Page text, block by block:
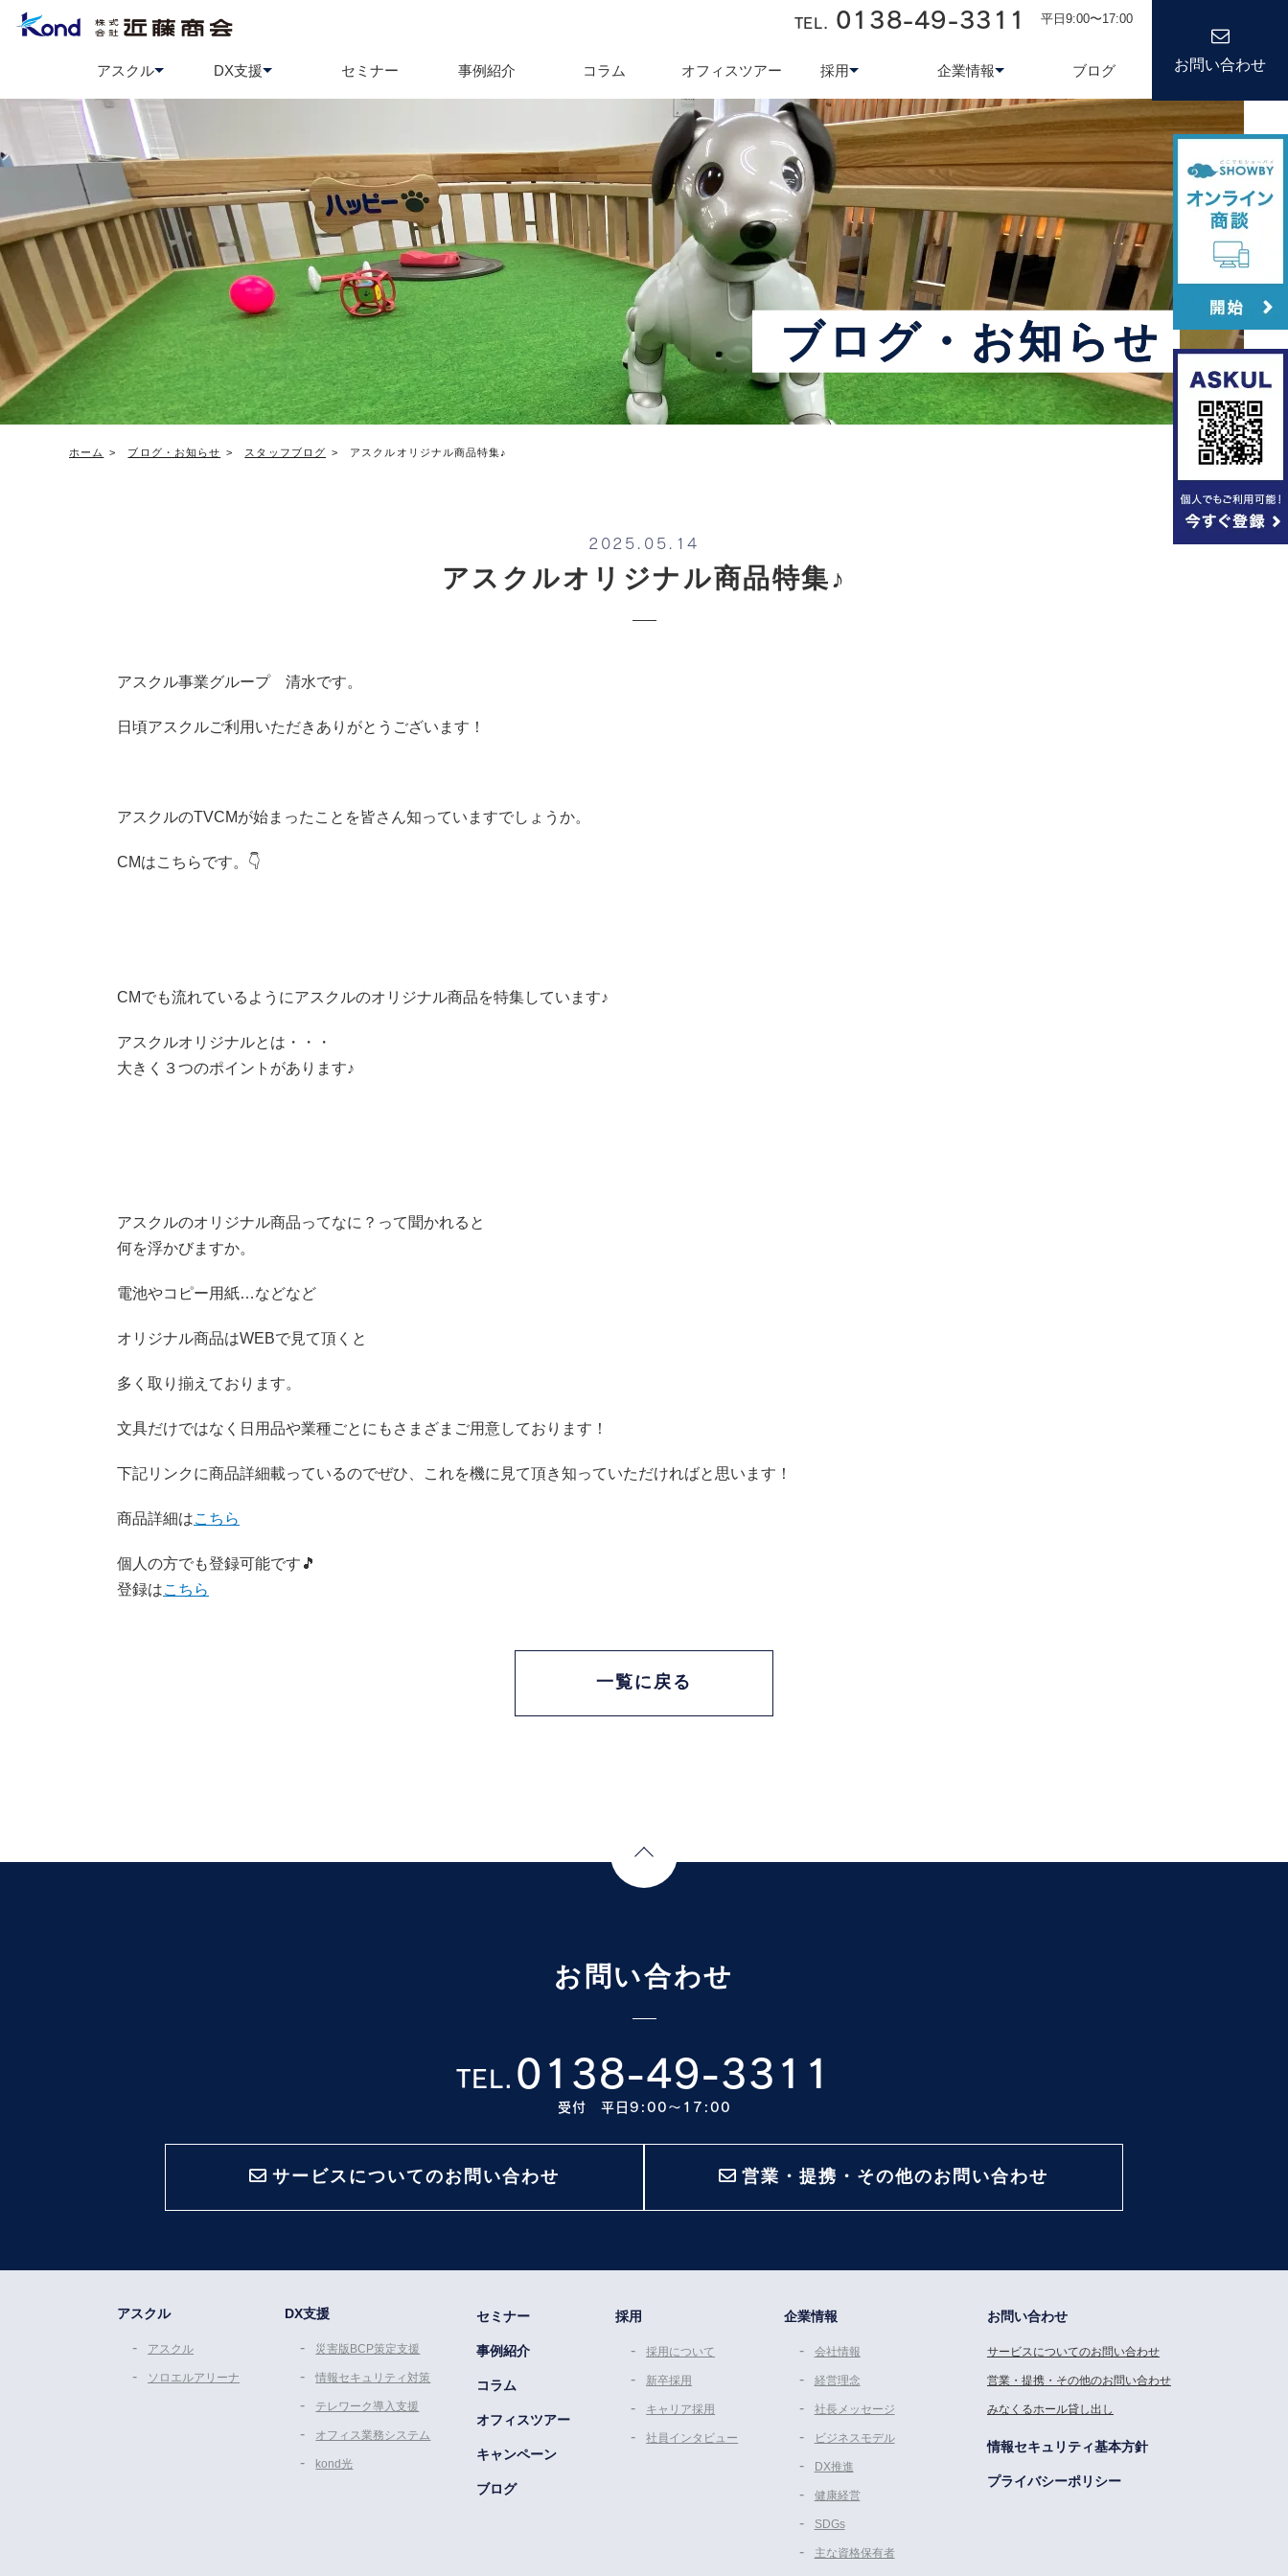
アスクル
アスクル
DX支援
テレワーク導入支援 オフィス業務システム kond 光回線
セミナー 事例紹介 コラム オフィスツアー 採用
採用について 新卒採用
企業情報
会社情報
ブログ
TEL. 0138-49-3311 平日9:00〜17:00
お問い合わせ
ブログ・お知らせ
ホーム ブログ・お知らせ スタッフブログ アスクルオリジナル商品特集♪
2025.05.14
アスクルオリジナル商品特集♪
アスクル事業グループ 清水です。
日頃アスクルご利用いただきありがとうございます！
アスクルのTVCMが始まったことを皆さん知っていますでしょうか。
CMはこちらです。👇
CMでも流れているようにアスクルのオリジナル商品を特集しています♪
アスクルオリジナルとは・・・
大きく３つのポイントがあります♪
アスクルのオリジナル商品ってなに？って聞かれると
何を浮かびますか。
電池やコピー用紙…などなど
オリジナル商品はWEBで見て頂くと
多く取り揃えております。
文具だけではなく日用品や業種ごとにもさまざまご用意しております！
下記リンクに商品詳細載っているのでぜひ、これを機に見て頂き知っていただければと思います！
商品詳細はこちら
個人の方でも登録可能です🎵
登録はこちら
一覧に戻る
お問い合わせ
TEL. 0138-49-3311
受付 平日9:00〜17:00
サービスについてのお問い合わせ 営業・提携・その他のお問い合わせ
アスクル
アスクル
ソロエルアリーナ
DX支援
災害版BCP策定支援
情報セキュリティ対策
テレワーク導入支援
オフィス業務システム
kond光
セミナー
事例紹介
コラム
オフィスツアー
キャンペーン
ブログ
採用
採用について
新卒採用
キャリア採用
社員インタビュー
企業情報
会社情報
経営理念
社長メッセージ
ビジネスモデル
DX推進
健康経営
SDGs
主な資格保有者
お問い合わせ
サービスについてのお問い合わせ
営業・提携・その他のお問い合わせ
みなくるホール貸し出し
情報セキュリティ基本方針
プライバシーポリシー